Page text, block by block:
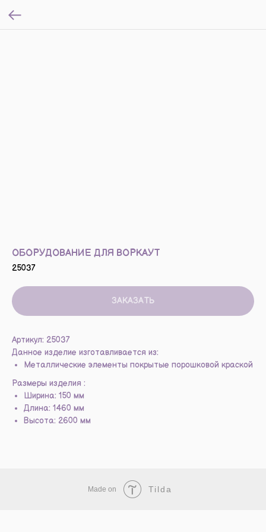
ОБОРУДОВАНИЕ ДЛЯ ВОРКАУТ
25037
ЗАКАЗАТЬ
Артикул: 25037
Данное изделие изготавливается из:
Металлические элементы покрытые порошковой краской
Размеры изделия :
Ширина: 150 мм
Длина: 1460 мм
Высота: 2600 мм
Made on Tilda